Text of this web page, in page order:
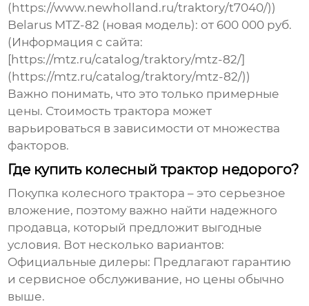
(https://www.newholland.ru/traktory/t7040/))
Belarus MTZ-82 (новая модель): от 600 000 руб.
(Информация с сайта:
[https://mtz.ru/catalog/traktory/mtz-82/]
(https://mtz.ru/catalog/traktory/mtz-82/))
Важно понимать, что это только примерные
цены. Стоимость трактора может
варьироваться в зависимости от множества
факторов.
Где купить колесный трактор недорого?
Покупка колесного трактора – это серьезное
вложение, поэтому важно найти надежного
продавца, который предложит выгодные
условия. Вот несколько вариантов:
Официальные дилеры: Предлагают гарантию
и сервисное обслуживание, но цены обычно
выше.